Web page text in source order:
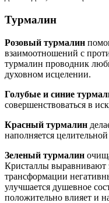
Турмалин
Розовый турмалин
взаимоотношений с
турмалин проводник
духовном исцелении.
Голубые и синие
совершенствоваться в
Красный турмалин
наполняется
Зеленый турмалин
Кристаллы выравнивают
трансформации
улучшается душевное
положительно влияет и